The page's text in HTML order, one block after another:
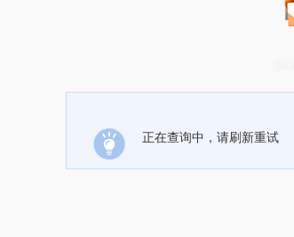
正在查询中，请刷新重试